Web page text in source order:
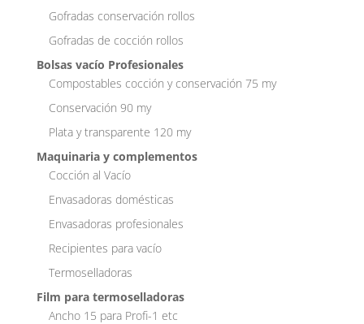
Gofradas conservación rollos
Gofradas de cocción rollos
Bolsas vacío Profesionales
Compostables cocción y conservación 75 my
Conservación 90 my
Plata y transparente 120 my
Maquinaria y complementos
Cocción al Vacío
Envasadoras domésticas
Envasadoras profesionales
Recipientes para vacío
Termoselladoras
Film para termoselladoras
Ancho 15 para Profi-1 etc